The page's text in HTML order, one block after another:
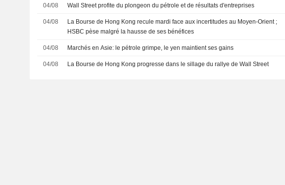
04/08 Wall Street profite du plongeon du pétrole et de résultats d'entreprises
04/08
La Bourse de Hong Kong recule mardi face aux incertitudes au Moyen-Orient ;
HSBC pèse malgré la hausse de ses bénéfices
04/08 Marchés en Asie: le pétrole grimpe, le yen maintient ses gains
04/08 La Bourse de Hong Kong progresse dans le sillage du rallye de Wall Street